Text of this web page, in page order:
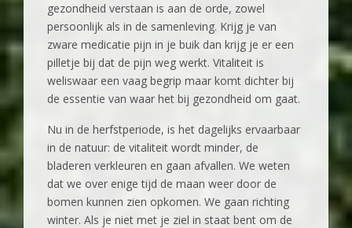
gezondheid verstaan is aan de orde, zowel
persoonlijk als in de samenleving. Krijg je van
zware medicatie pijn in je buik dan krijg je er een
pilletje bij dat de pijn weg werkt. Vitaliteit is
weliswaar een vaag begrip maar komt dichter bij
de essentie van waar het bij gezondheid om gaat.
Nu in de herfstperiode, is het dagelijks ervaarbaar
in de natuur: de vitaliteit wordt minder, de
bladeren verkleuren en gaan afvallen. We weten
dat we over enige tijd de maan weer door de
bomen kunnen zien opkomen. We gaan richting
winter. Als je niet met je ziel in staat bent om de